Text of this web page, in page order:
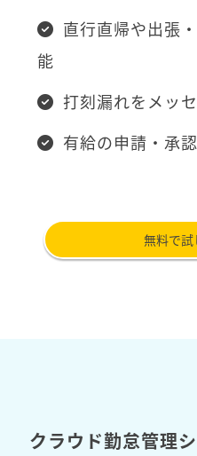
直行直帰や出張
能
打刻漏れをメッ
有給の申請・承
無料で試
クラウド勤怠管理